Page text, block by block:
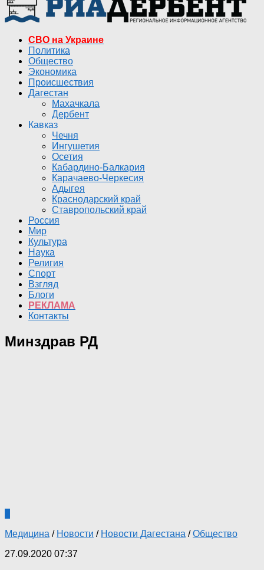
СВО на Украине
Политика
Общество
Экономика
Происшествия
Дагестан
Махачкала
Дербент
Кавказ
Чечня
Ингушетия
Осетия
Кабардино-Балкария
Карачаево-Черкесия
Адыгея
Краснодарский край
Ставропольский край
Россия
Мир
Культура
Наука
Религия
Спорт
Взгляд
Блоги
РЕКЛАМА
Контакты
Минздрав РД
Медицина / Новости / Новости Дагестана /Общество
27.09.2020 07:37